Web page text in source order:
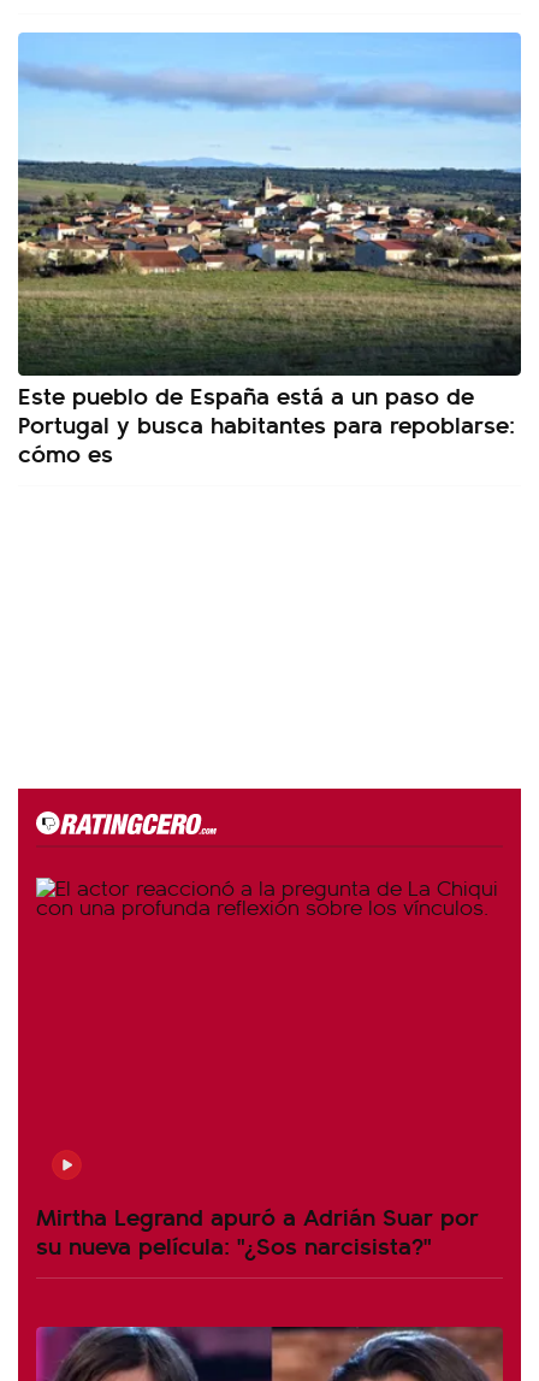
Este pueblo de España está a un paso de
Portugal y busca habitantes para repoblarse:
cómo es
Mirtha Legrand apuró a Adrián Suar por
su nueva película: "¿Sos narcisista?"